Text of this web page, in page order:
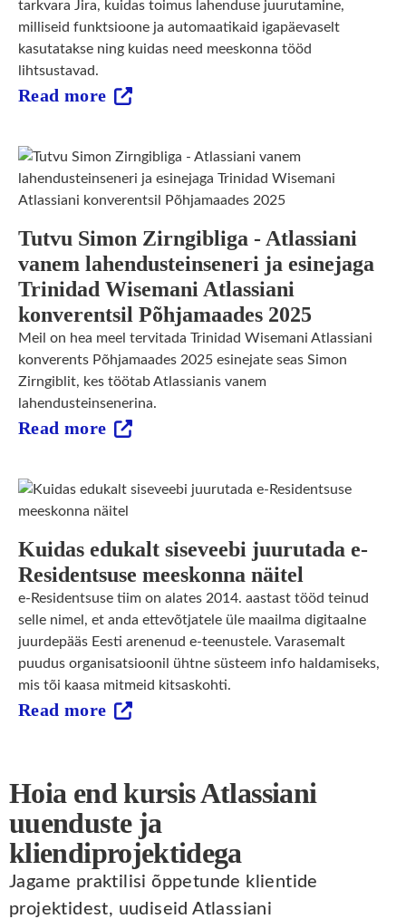
tarkvara Jira, kuidas toimus lahenduse juurutamine,
milliseid funktsioone ja automaatikaid igapäevaselt
kasutatakse ning kuidas need meeskonna tööd
lihtsustavad.
Read more
Tutvu Simon Zirngibliga - Atlassiani
vanem lahendusteinseneri ja esinejaga
Trinidad Wisemani Atlassiani
konverentsil Põhjamaades 2025
Meil on hea meel tervitada Trinidad Wisemani Atlassiani
konverents Põhjamaades 2025 esinejate seas Simon
Zirngiblit, kes töötab Atlassianis vanem
lahendusteinsenerina.
Read more
Kuidas edukalt siseveebi juurutada e-
Residentsuse meeskonna näitel
e-Residentsuse tiim on alates 2014. aastast tööd teinud
selle nimel, et anda ettevõtjatele üle maailma digitaalne
juurdepääs Eesti arenenud e-teenustele. Varasemalt
puudus organisatsioonil ühtne süsteem info haldamiseks,
mis tõi kaasa mitmeid kitsaskohti.
Read more
Hoia end kursis Atlassiani
uuenduste ja
kliendiprojektidega
Jagame praktilisi õppetunde klientide
projektidest, uudiseid Atlassiani